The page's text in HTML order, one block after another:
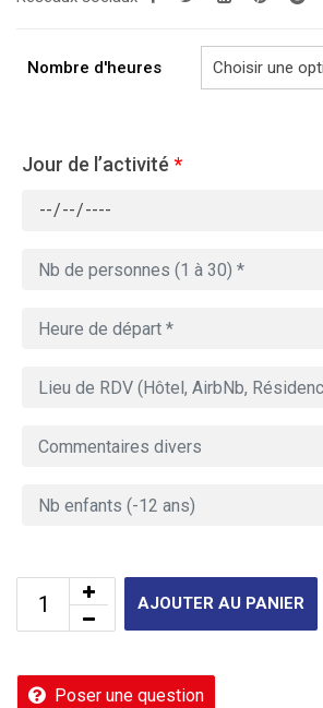
Nombre d'heures
Jour de l’activité *
AJOUTER AU PANIER
Poser une question